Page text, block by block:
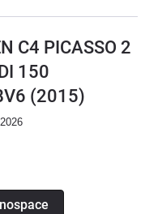
C4 PICASSO 2
150
(2015)